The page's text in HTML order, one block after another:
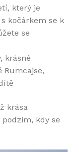
který je
kočárkem se k
se
krásné
Rumcajse,
krása
kdy se